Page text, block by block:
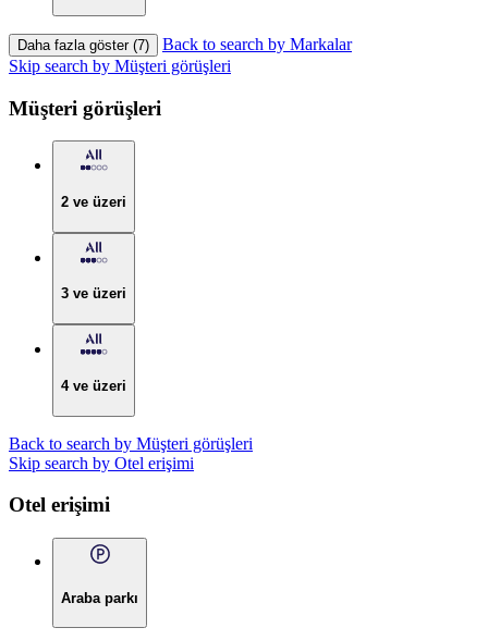
Daha fazla göster (7)
Back to search by Markalar
Skip search by Müşteri görüşleri
Müşteri görüşleri
2 ve üzeri
3 ve üzeri
4 ve üzeri
Back to search by Müşteri görüşleri
Skip search by Otel erişimi
Otel erişimi
Araba parkı